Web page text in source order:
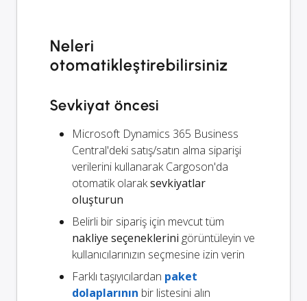
Neleri
otomatikleştirebilirsiniz
Sevkiyat öncesi
Microsoft Dynamics 365 Business
Central'deki satış/satın alma siparişi
verilerini kullanarak Cargoson'da
otomatik olaraksevkiyatlar
oluşturun
Belirli bir sipariş için mevcut tüm
nakliye seçeneklerini görüntüleyin ve
kullanıcılarınızın seçmesine izin verin
Farklı taşıyıcılardan paket
dolaplarının bir listesini alın